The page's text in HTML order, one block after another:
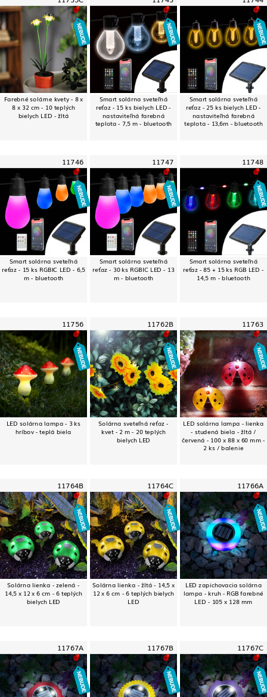
Farebné solárne kvety - 8 x
8 x 32 cm - 10 teplých
bielych LED - žltá
Smart solárna sveteľná
reťaz - 15 ks bielych LED -
nastaviteľná farebná
teplota - 7,5 m - bluetooth
Smart solárna sveteľná
reťaz - 25 ks bielych LED -
nastaviteľná farebná
teplota - 13,6m - bluetooth
11746
Smart solárna sveteľná
reťaz - 15 ks RGBIC LED - 6,5
m - bluetooth
11747
Smart solárna sveteľná
reťaz - 30 ks RGBIC LED - 13
m - bluetooth
11748
Smart solárna sveteľná
reťaz - 85 + 15 ks RGB LED -
14,5 m - bluetooth
11756
LED solárna lampa - 3 ks
hríbov - teplá biela
11762B
Solárna sveteľná reťaz -
kvet - 2 m - 20 teplých
bielych LED
11763
LED solárna lampa - lienka
- studená biela - žltá /
červená - 100 x 88 x 60 mm -
2 ks / balenie
11764B
Solárna lienka - zelená -
14,5 x 12 x 6 cm - 6 teplých
bielych LED
11764C
Solárna lienka - žltá - 14,5 x
12 x 6 cm - 6 teplých bielych
LED
11766A
LED zapichovacia solárna
lampa - kruh - RGB farebné
LED - 105 x 128 mm
11767A 11767B 11767C